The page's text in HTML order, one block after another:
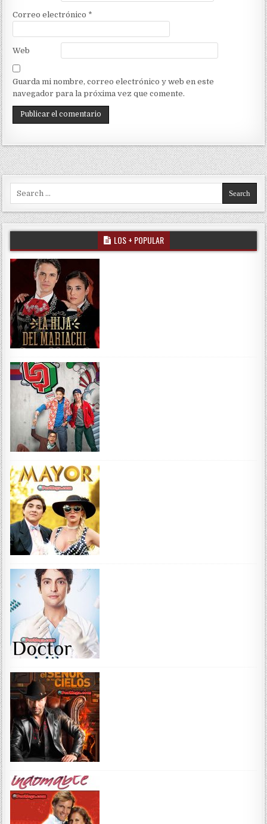
Correo electrónico *
Web
Guarda mi nombre, correo electrónico y web en este
navegador para la próxima vez que comente.
Search for:
LOS + POPULAR